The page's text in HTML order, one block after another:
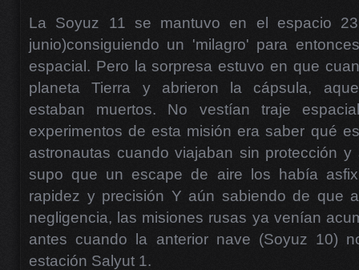
La Soyuz 11 se mantuvo en el espacio
junio)consiguiendo un 'milagro' para
espacial. Pero la sorpresa estuvo en que
planeta Tierra y abrieron la cápsula,
estaban muertos. No vestían traje
experimentos de esta misión era saber qué
astronautas cuando viajaban sin protección
supo que un escape de aire los había
rapidez y precisión Y aún sabiendo de que
negligencia, las misiones rusas ya venían
antes cuando la anterior nave (Soyuz 10)
estación Salyut 1.